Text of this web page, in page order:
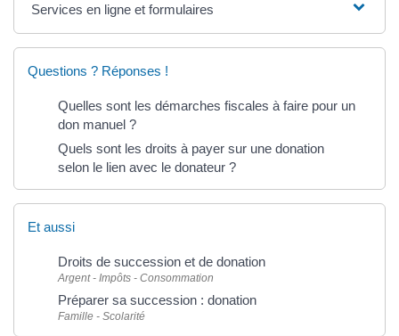
Services en ligne et formulaires
Questions ? Réponses !
Quelles sont les démarches fiscales à faire pour un
don manuel ?
Quels sont les droits à payer sur une donation
selon le lien avec le donateur ?
Et aussi
Droits de succession et de donation
Argent - Impôts - Consommation
Préparer sa succession : donation
Famille - Scolarité